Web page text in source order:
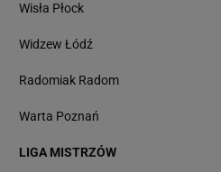
Wisła Płock
Widzew Łódź
Radomiak Radom
Warta Poznań
LIGA MISTRZÓW